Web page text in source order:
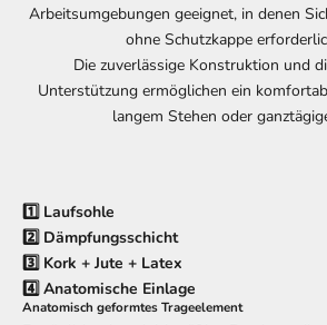
Arbeitsumgebungen geeignet, in denen
ohne Schutzkappe
Die zuverlässige Konstruktion und
Unterstützung ermöglichen ein
langem Stehen oder
1️⃣ Laufsohle
2️⃣ Dämpfungsschicht
3️⃣ Kork + Jute + Latex
4️⃣ Anatomische Einlage
Anatomisch geformtes Trageelement